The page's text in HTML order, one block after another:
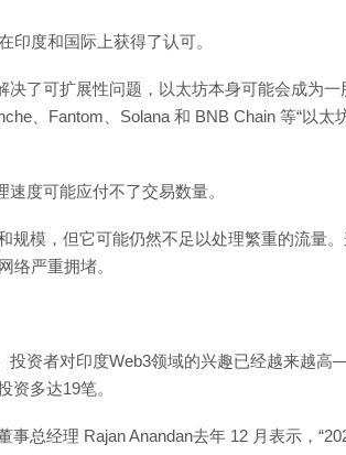
印度和国际上获得了认可。
了可扩展性问题，以太坊本身可能会成为一
、Fantom、Solana 和 BNB Chain 等“以太
度可能应付不了交易数量。
规模，但它可能仍然不足以处理繁重的流量
络严重拥堵。
投资者对印度Web3领域的兴趣已经越来越
资多达19笔。
总经理 Rajan Anandan去年 12 月表示，